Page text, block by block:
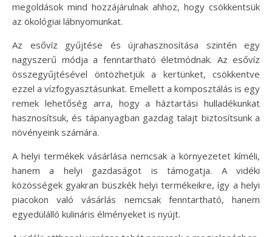
megoldások mind hozzájárulnak ahhoz, hogy csökkentsük
az ökológiai lábnyomunkat.
Az esővíz gyűjtése és újrahasznosítása szintén egy
nagyszerű módja a fenntartható életmódnak. Az esővíz
összegyűjtésével öntözhetjük a kertünket, csökkentve
ezzel a vízfogyasztásunkat. Emellett a komposztálás is egy
remek lehetőség arra, hogy a háztartási hulladékunkat
hasznosítsuk, és tápanyagban gazdag talajt biztosítsunk a
növényeink számára.
A helyi termékek vásárlása nemcsak a környezetet kíméli,
hanem a helyi gazdaságot is támogatja. A vidéki
közösségek gyakran büszkék helyi termékeikre, így a helyi
piacokon való vásárlás nemcsak fenntartható, hanem
egyedülálló kulináris élményeket is nyújt.